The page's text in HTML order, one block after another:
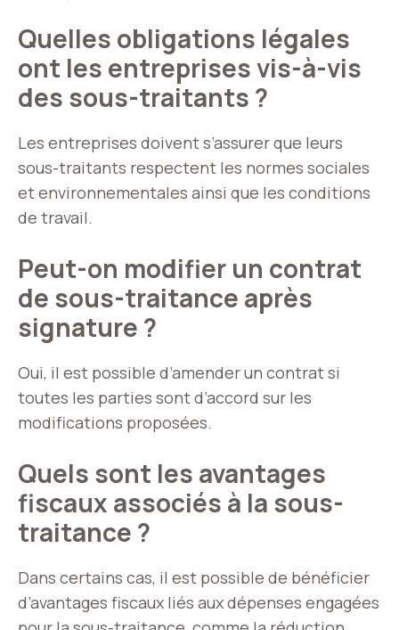
Quelles obligations légales
ont les entreprises vis-à-vis
des sous-traitants ?
Les entreprises doivent s’assurer que leurs
sous-traitants respectent les normes sociales
et environnementales ainsi que les conditions
de travail.
Peut-on modifier un contrat
de sous-traitance après
signature ?
Oui, il est possible d’amender un contrat si
toutes les parties sont d’accord sur les
modifications proposées.
Quels sont les avantages
fiscaux associés à la sous-
traitance ?
Dans certains cas, il est possible de bénéficier
d’avantages fiscaux liés aux dépenses engagées